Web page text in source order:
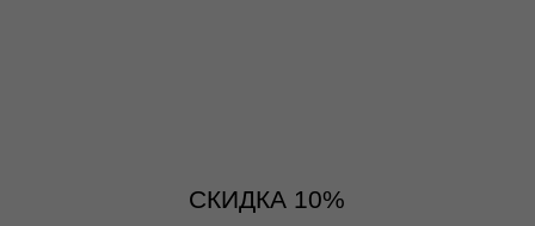
СКИДКА 10%